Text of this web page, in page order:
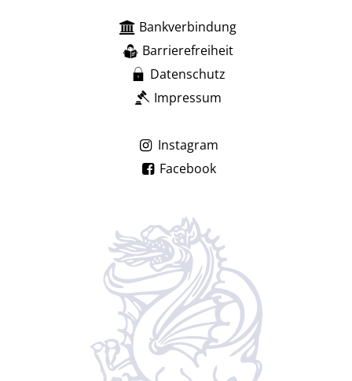
Bankverbindung
Barrierefreiheit
Datenschutz
Impressum
Instagram
Facebook